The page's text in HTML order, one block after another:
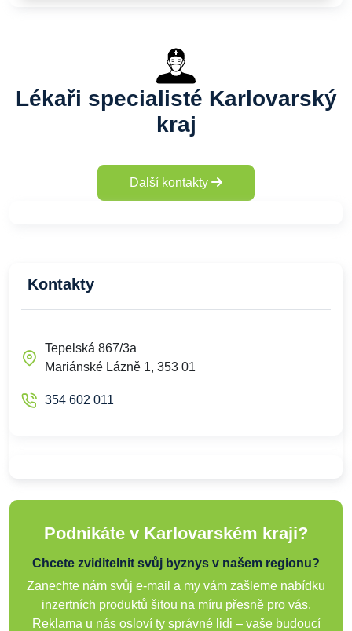
Lékaři specialisté Karlovarský
kraj
Další kontakty
Kontakty
Tepelská 867/3a
Mariánské Lázně 1, 353 01
354 602 011
Podnikáte v Karlovarském kraji?
Chcete zviditelnit svůj byznys v našem regionu?
Zanechte nám svůj e-mail a my vám zašleme nabídku
inzertních produktů šitou na míru přesně pro vás.
Reklama u nás osloví ty správné lidi – vaše budoucí